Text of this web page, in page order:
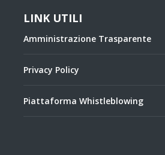
LINK UTILI
Amministrazione Trasparente
Privacy Policy
Piattaforma Whistleblowing